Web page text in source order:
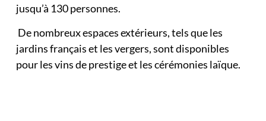
jusqu’à 130 personnes.
De nombreux espaces extérieurs, tels que les
jardins français et les vergers, sont disponibles
pour les vins de prestige et les cérémonies laïque.